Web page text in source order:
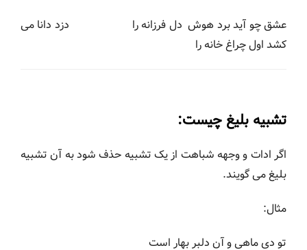
عشق چو آید برد هوش دل فرزانه را دزد دانا می
کشد اول چراغ خانه را
تشبیه بلیغ چیست:
اگر ادات و وجهه شباهت از یک تشبیه حذف شود به آن تشبیه
بلیغ می گویند.
مثال:
تو دی ماهی و آن دلبر بهار است